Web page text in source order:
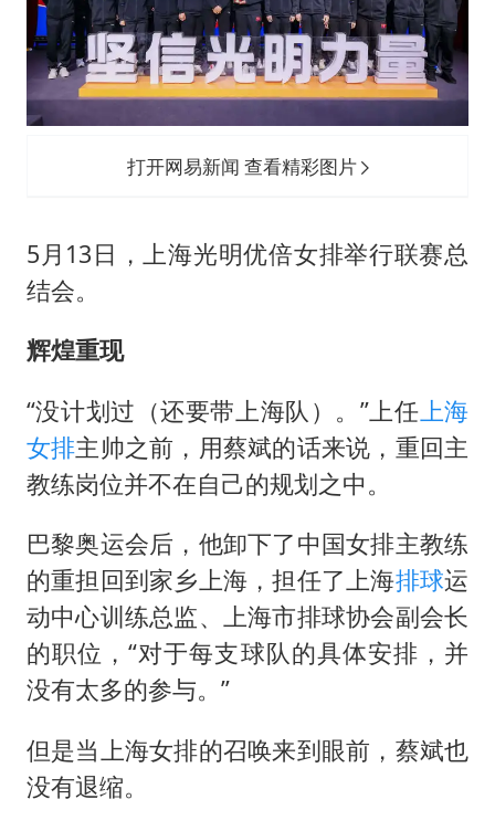
打开网易新闻 查看精彩图片
5月13日，上海光明优倍女排举行联赛总
结会。
辉煌重现
“没计划过（还要带上海队）。”上任 上海
女排主帅之前，用蔡斌的话来说，重回主
教练岗位并不在自己的规划之中。
巴黎奥运会后，他卸下了中国女排主教练
的重担回到家乡上海，担任了上海排球运
动中心训练总监、上海市排球协会副会长
的职位，“对于每支球队的具体安排，并
没有太多的参与。”
但是当上海女排的召唤来到眼前，蔡斌也
没有退缩。